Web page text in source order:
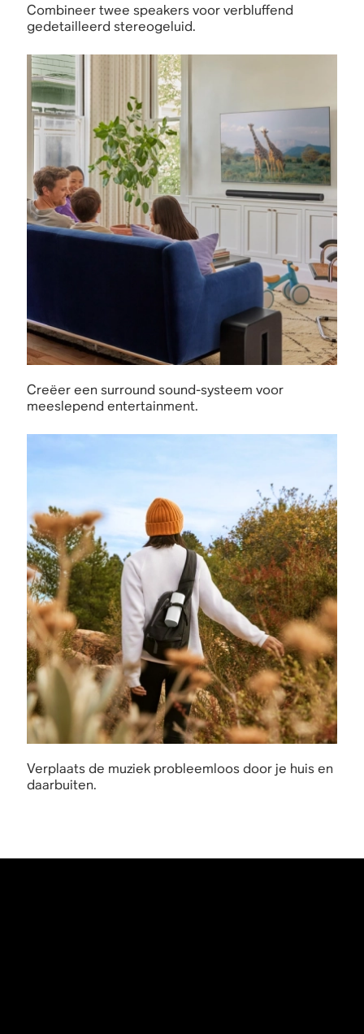
Combineer twee speakers voor verbluffend
gedetailleerd stereogeluid.
Creëer een surround sound-systeem voor
meeslepend entertainment.
Verplaats de muziek probleemloos door je huis en
daarbuiten.